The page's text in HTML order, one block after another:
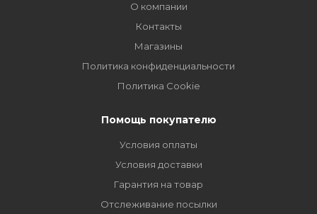
О компании
Контакты
Магазины
Политика конфиденциальности
Политика Cookie
Помощь покупателю
Условия оплаты
Условия доставки
Гарантия на товар
Отслеживание посылки